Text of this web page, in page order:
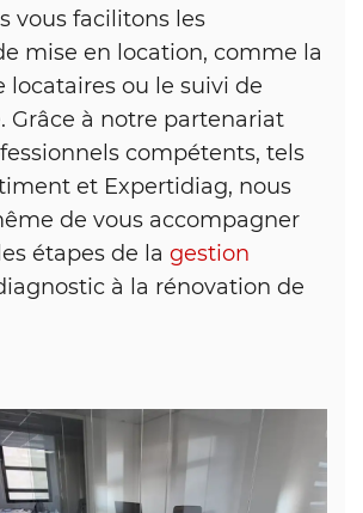
vous facilitons les
mise en location, comme la
locataires ou le suivi de
Grâce à notre partenariat
compétents, tels
et Expertidiag, nous
de vous accompagner
étapes de la gestion
à la rénovation de